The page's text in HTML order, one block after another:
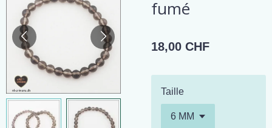
fumé
18,00 CHF
Taille